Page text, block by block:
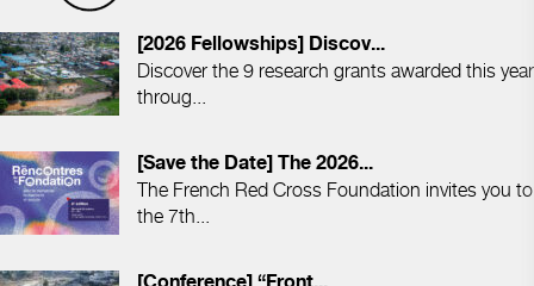
[2026 Fellowships] Discov...
Discover the 9 research grants awarded this year
throug...
[Save the Date] The 2026...
The French Red Cross Foundation invites you to
the 7th...